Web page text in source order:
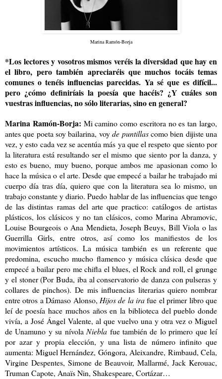
Marina Ramón-Borja
*Los lectores y vosotros mismos veréis la diversidad que hay en
el libro, pero también apreciaréis que muchos tocáis temas
comunes o tenéis influencias parecidas. Ya sé que es difícil...
pero ¿cómo definiríais la poesía que hacéis? ¿Y cuáles son
vuestras influencias, no sólo literarias, sino en general?
Marina Ramón-Borja: Mi camino como escritora no es tan largo,
antes que poeta soy bailarina, voyde puntillascomo bien dijiste una
vez, y esto cada vez se acentúa más ya que el respeto que siento por
la literatura está resultando ser el mismo que siento por la danza, y
esto es bueno, muy bueno, porque ambos me apasionan como lo
hace la música o el arte. Desde que empecé a bailar he trabajado mi
cuerpo día tras día, quiero que con la literatura sea lo mismo, un
trabajo constante y diario. Puedo hablar de las influencias que tengo
de las distintas ramas del arte que practico: catálogos de artistas
plásticos, los clásicos y no tan clásicos, como Marina Abramovic,
Louise Bourgeois o Ana Mendieta, Joseph Beuys, Bill Viola o las
Guerrilla Girls, entre otros, así como los manifiestos de los
movimientos artísticos. La música también es un referente que
predomina, escucho mucho flamenco y música clásica desde que
empecé a bailar pero me chifla el blues, el Rock and roll, el grunge
y el stoner (Por Buda, iba al conservatorio de danza con pulseras y
collares de pinchos). De mis influencias literarias quiero nombrar
entre otros a Dámaso Alonso, Hijos de la irafue el primer libro que
leí de poesía hace muchos años en la biblioteca del pueblo donde
vivía, a José Ángel Valente, al que vuelvo una y otra vez o Miguel
de Unamuno y su nívolaNiebla fue también de lo primero que leí
por azar y propia elección, y una lista de número infinito que
aumenta: Miguel Hernández, Góngora, Aleixandre, Rimbaud, Cela,
Virgine Despentes, Simone de Beauvoir, Mallarmé, Jack Kerouac,
Truman Capote, Anaïs Nin, Shakespeare, Cortázar…